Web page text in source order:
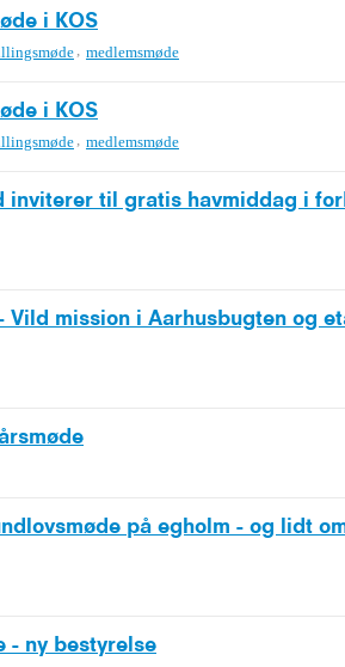
i KOS
, medlemsmøde
i KOS
, medlemsmøde
inviterer til gratis havmiddag i
Vild mission i Aarhusbugten og
på egholm - og lidt
- ny bestyrelse